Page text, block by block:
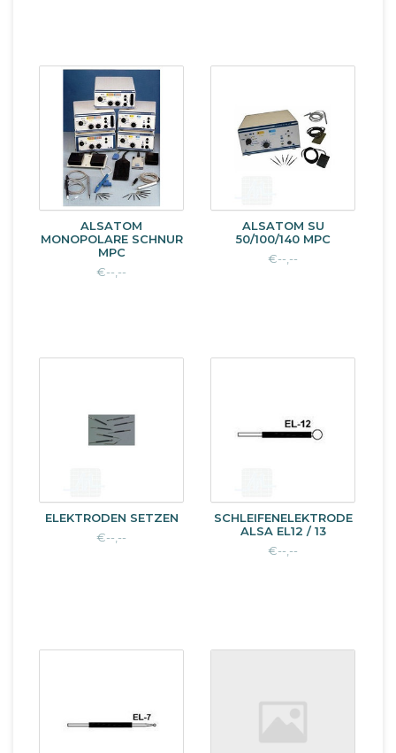
ALSATOM
MONOPOLARE SCHNUR
MPC
€--,--
ALSATOM SU
50/100/140 MPC
€--,--
ELEKTRODEN SETZEN
€--,--
SCHLEIFENELEKTRODE
ALSA EL12 / 13
€--,--